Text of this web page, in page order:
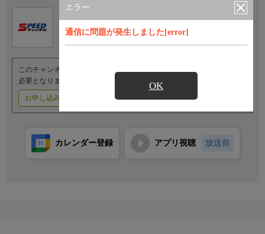
エラー
通信に問題が発生しました[error]
OK
このチャンネルのご視聴には、オプションチャンネル(有料)のご契約が
必要となります。
お申し込みはこちら ご利用料金はこちら
カレンダー登録 アプリ視聴 放送前